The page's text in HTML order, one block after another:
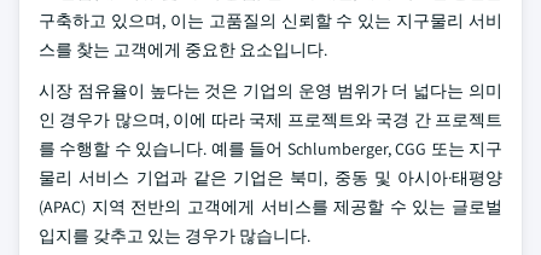
구축하고 있으며, 이는 고품질의 신뢰할 수 있는 지구물리 서비
스를 찾는 고객에게 중요한 요소입니다.
시장 점유율이 높다는 것은 기업의 운영 범위가 더 넓다는 의미
인 경우가 많으며, 이에 따라 국제 프로젝트와 국경 간 프로젝트
를 수행할 수 있습니다. 예를 들어 Schlumberger, CGG 또는 지구
물리 서비스 기업과 같은 기업은 북미, 중동 및 아시아·태평양
(APAC) 지역 전반의 고객에게 서비스를 제공할 수 있는 글로벌
입지를 갖추고 있는 경우가 많습니다.